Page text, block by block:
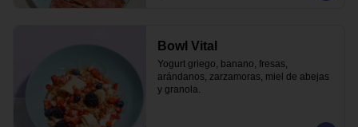
Bowl Vital
Yogurt griego, banano, fresas,
arándanos, zarzamoras, miel de abejas
y granola.